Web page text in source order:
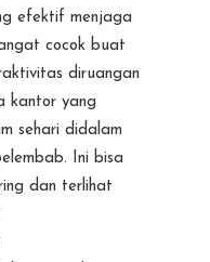
efektif menjaga
cocok buat
diruangan
kantor yang
sehari didalam
Ini bisa
dan terlihat